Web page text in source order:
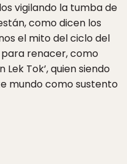
vigilando la tumba de
como dicen los
el mito del ciclo del
renacer, como
Tok’, quien siendo
mundo como sustento